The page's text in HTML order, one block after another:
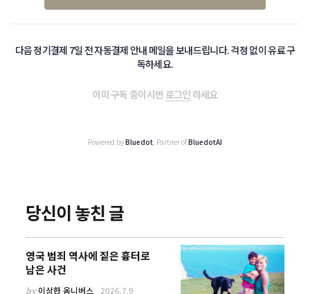
다음 정기결제 7일 전 자동결제 안내 메일을 보내드립니다. 걱정 없이 유료 구
독하세요.
이미 구독 중이시면 로그인하세요
Powered byBluedot , Partner ofBluedotAI
당신이 놓친 글
영국 범죄 역사에 짙은 흉터로
남은 사건
by이상한 옴니버스 2026.7.9